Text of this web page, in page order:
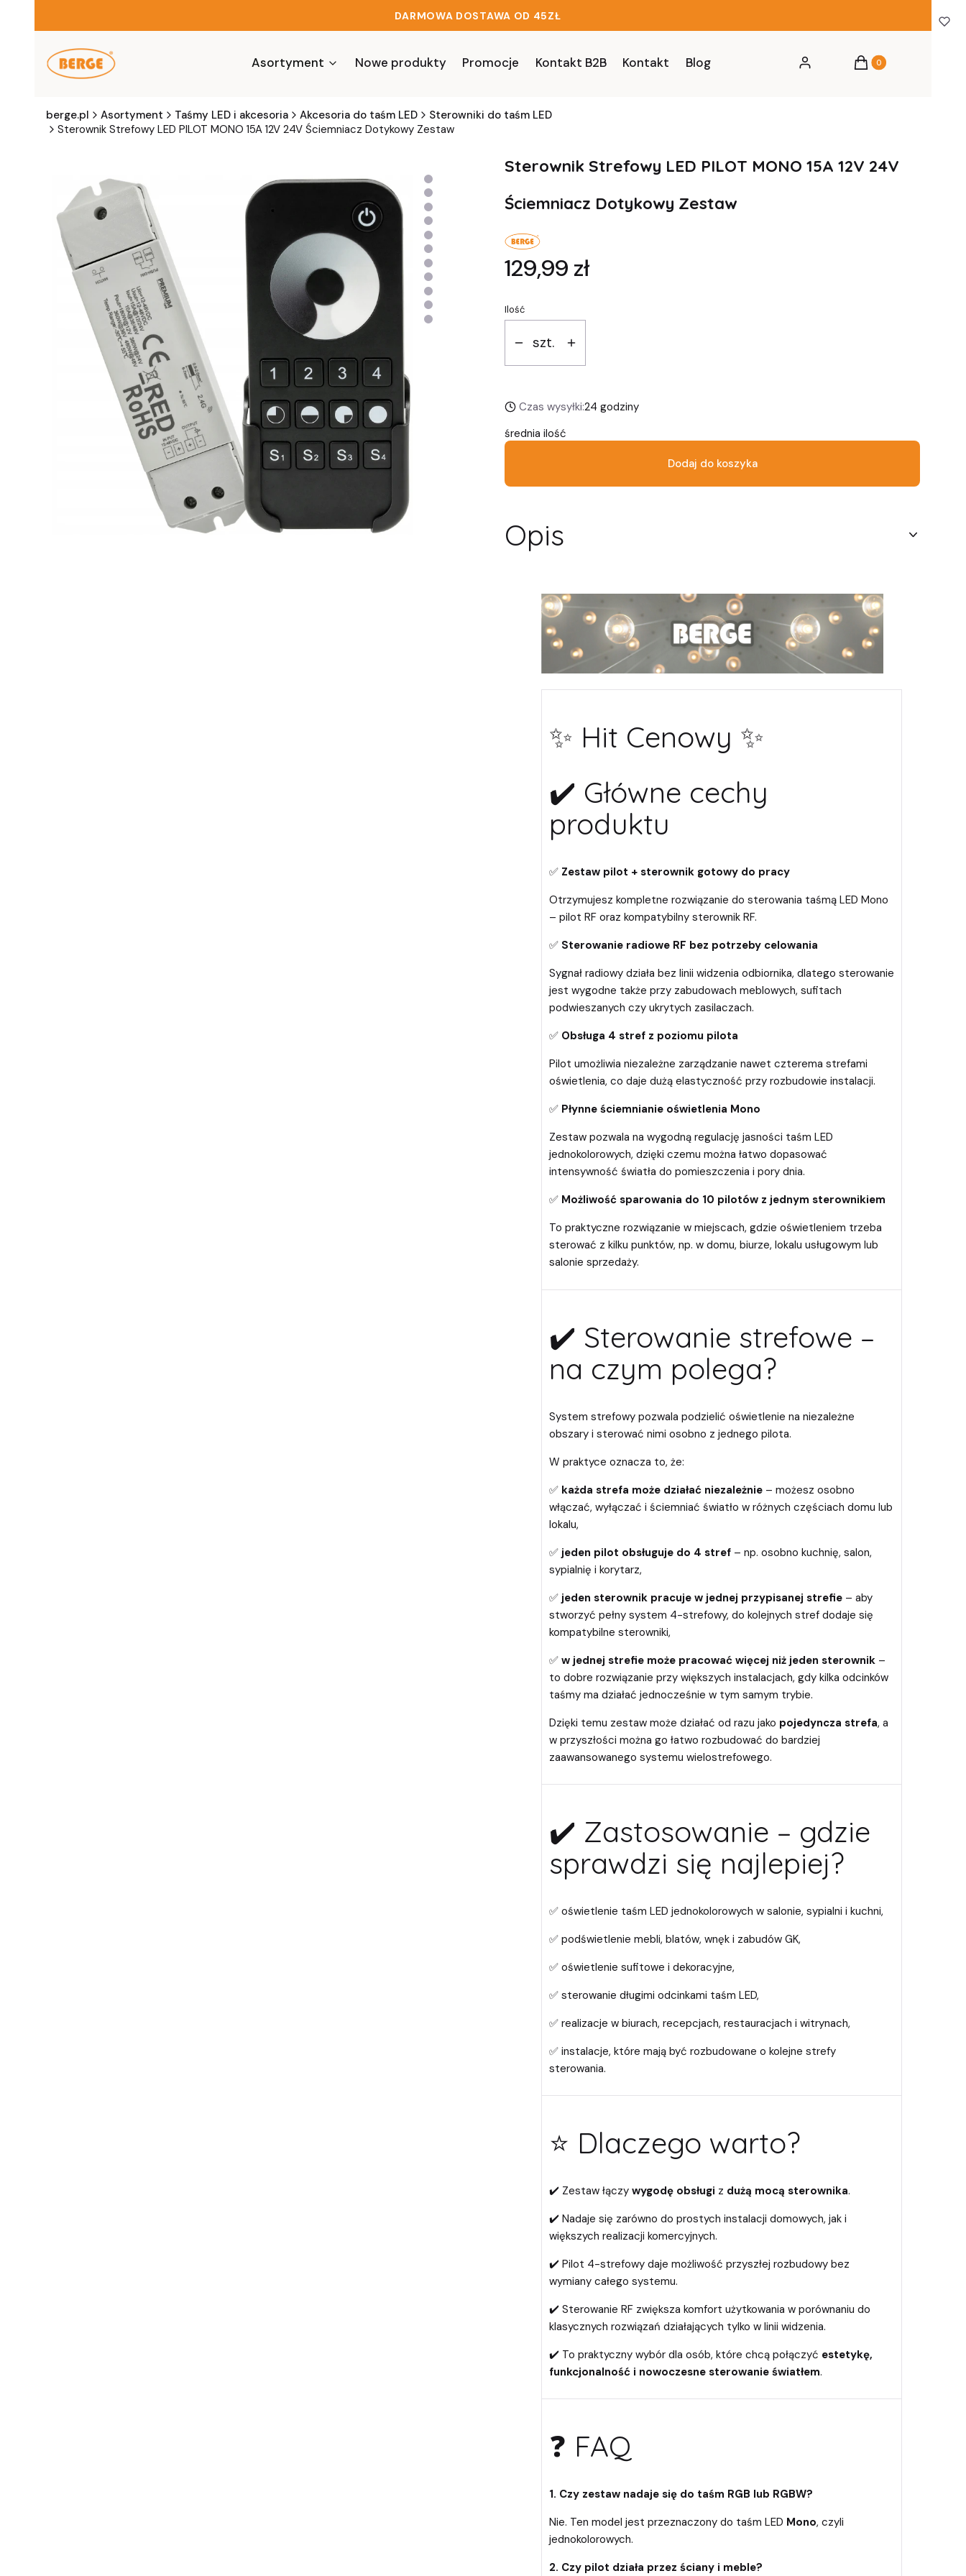
DARMOWA DOSTAWA OD 45ZŁ
Asortyment Nowe produkty Promocje Kontakt B2B Kontakt Blog Zaloguj się Produkty w koszyku:
Koszyk
berge.pl Asortyment Taśmy LED i akcesoria Akcesoria do taśm LED
Sterowniki do taśm LED
Sterownik Strefowy LED PILOT MONO 15A 12V 24V Ściemniacz Dotykowy Zestaw
Sterownik Strefowy LED PILOT MONO 15A 12V 24V
Ściemniacz Dotykowy Zestaw
Cena
129,99 zł
Ilość
szt.
Czas wysyłki:24 godziny
średnia ilość
Dodaj do koszyka
Opis
✨ Hit Cenowy ✨
✔️ Główne cechy
produktu
✅ Zestaw pilot + sterownik gotowy do pracy
Otrzymujesz kompletne rozwiązanie do sterowania taśmą LED Mono
– pilot RF oraz kompatybilny sterownik RF.
✅ Sterowanie radiowe RF bez potrzeby celowania
Sygnał radiowy działa bez linii widzenia odbiornika, dlatego sterowanie
jest wygodne także przy zabudowach meblowych, sufitach
podwieszanych czy ukrytych zasilaczach.
✅ Obsługa 4 stref z poziomu pilota
Pilot umożliwia niezależne zarządzanie nawet czterema strefami
oświetlenia, co daje dużą elastyczność przy rozbudowie instalacji.
✅ Płynne ściemnianie oświetlenia Mono
Zestaw pozwala na wygodną regulację jasności taśm LED
jednokolorowych, dzięki czemu można łatwo dopasować
intensywność światła do pomieszczenia i pory dnia.
✅ Możliwość sparowania do 10 pilotów z jednym sterownikiem
To praktyczne rozwiązanie w miejscach, gdzie oświetleniem trzeba
sterować z kilku punktów, np. w domu, biurze, lokalu usługowym lub
salonie sprzedaży.
✔️ Sterowanie strefowe –
na czym polega?
System strefowy pozwala podzielić oświetlenie na niezależne
obszary i sterować nimi osobno z jednego pilota.
W praktyce oznacza to, że:
✅ każda strefa może działać niezależnie– możesz osobno
włączać, wyłączać i ściemniać światło w różnych częściach domu lub
lokalu,
✅ jeden pilot obsługuje do 4 stref– np. osobno kuchnię, salon,
sypialnię i korytarz,
✅ jeden sterownik pracuje w jednej przypisanej strefie– aby
stworzyć pełny system 4-strefowy, do kolejnych stref dodaje się
kompatybilne sterowniki,
✅ w jednej strefie może pracować więcej niż jeden sterownik–
to dobre rozwiązanie przy większych instalacjach, gdy kilka odcinków
taśmy ma działać jednocześnie w tym samym trybie.
Dzięki temu zestaw może działać od razu jako pojedyncza strefa, a
w przyszłości można go łatwo rozbudować do bardziej
zaawansowanego systemu wielostrefowego.
✔️ Zastosowanie – gdzie
sprawdzi się najlepiej?
✅ oświetlenie taśm LED jednokolorowych w salonie, sypialni i kuchni,
✅ podświetlenie mebli, blatów, wnęk i zabudów GK,
✅ oświetlenie sufitowe i dekoracyjne,
✅ sterowanie długimi odcinkami taśm LED,
✅ realizacje w biurach, recepcjach, restauracjach i witrynach,
✅ instalacje, które mają być rozbudowane o kolejne strefy
sterowania.
⭐ Dlaczego warto?
✔️ Zestaw łączy wygodę obsługi z dużą mocą sterownika.
✔️ Nadaje się zarówno do prostych instalacji domowych, jak i
większych realizacji komercyjnych.
✔️ Pilot 4-strefowy daje możliwość przyszłej rozbudowy bez
wymiany całego systemu.
✔️ Sterowanie RF zwiększa komfort użytkowania w porównaniu do
klasycznych rozwiązań działających tylko w linii widzenia.
✔️ To praktyczny wybór dla osób, które chcą połączyć estetykę,
funkcjonalność i nowoczesne sterowanie światłem.
❓ FAQ
1. Czy zestaw nadaje się do taśm RGB lub RGBW?
Nie. Ten model jest przeznaczony do taśm LED Mono, czyli
jednokolorowych.
2. Czy pilot działa przez ściany i meble?